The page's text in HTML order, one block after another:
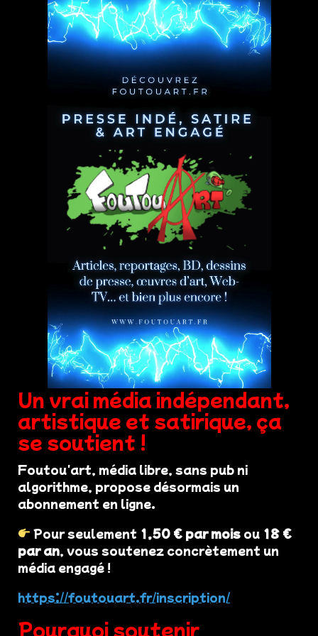
Un vrai média indépendant,
artistique et satirique, ça
se soutient !
Foutou'art, média libre, sans pub ni
algorithme, propose désormais un
abonnement en ligne.
Pour seulement 1,50 € par mois ou 18 €
par an, vous soutenez concrètement un
média engagé !
https://foutouart.fr/inscription/
Pourquoi soutenir